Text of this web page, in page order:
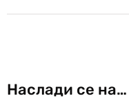
Наслади се на…